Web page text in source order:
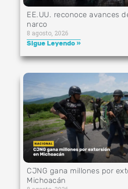
EE.UU. reconoce avances
narco
8 agosto, 2026
Sigue Leyendo »
CJNG gana millones por
Michoacán